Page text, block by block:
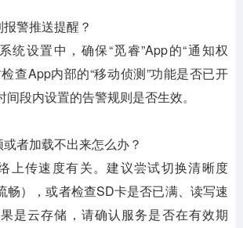
警推送提醒？
统设置中，确保“觅睿”App的“通知权
查App内部的“移动侦测”功能是否已开
段内设置的告警规则是否生效。
者加载不出来怎么办？
上传速度有关。建议尝试切换清晰度
畅），或者检查SD卡是否已满、读写速
是云存储，请确认服务是否在有效期